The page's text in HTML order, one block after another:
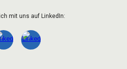
mit uns auf LinkedIn: